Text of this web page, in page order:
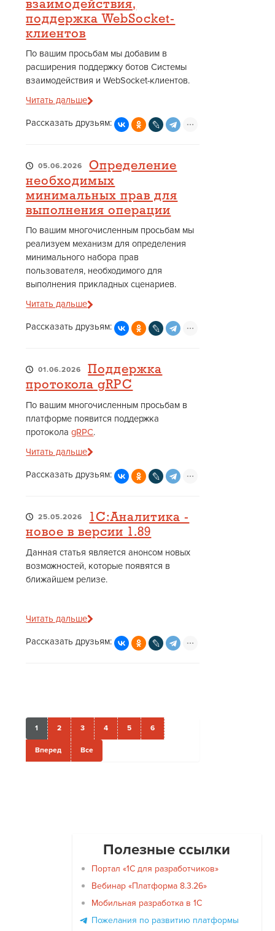
взаимодействия,
поддержка WebSocket-
клиентов
По вашим просьбам мы добавим в
расширения поддержку ботов Системы
взаимодействия и WebSocket-клиентов.
Читать дальше
Рассказать друзьям:
05.06.2026
Определение
необходимых
минимальных прав для
выполнения операции
По вашим многочисленным просьбам мы
реализуем механизм для определения
минимального набора прав
пользователя, необходимого для
выполнения прикладных сценариев.
Читать дальше
Рассказать друзьям:
01.06.2026
Поддержка
протокола gRPC
По вашим многочисленным просьбам в
платформе появится поддержка
протоколаgRPC.
Читать дальше
Рассказать друзьям:
25.05.2026
1С:Аналитика -
новое в версии 1.89
Данная статья является анонсом новых
возможностей, которые появятся в
ближайшем релизе.
Читать дальше
Рассказать друзьям:
1 2 3 4 5 6
Вперед Все
Полезные ссылки
Портал «1С для разработчиков»
Вебинар «Платформа 8.3.26»
Мобильная разработка в 1С
Пожелания по развитию платформы